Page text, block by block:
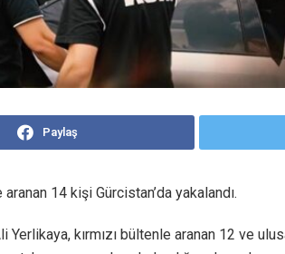
Paylaş
aranan 14 kişi Gürcistan’da yakalandı.
Yerlikaya, kırmızı bültenle aranan 12 ve